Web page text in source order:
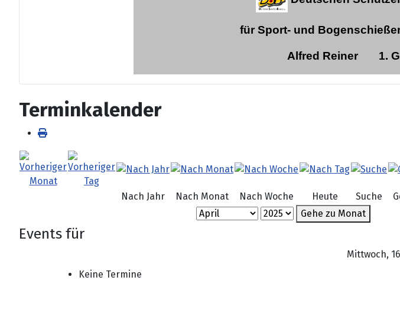
für Sport- und
Alfred Reiner 1.
Terminkalender
Nach Jahr Nach Monat Nach Woche Heute Suche
Gehe zu Monat
Events für
Mittwoch,
Keine Termine